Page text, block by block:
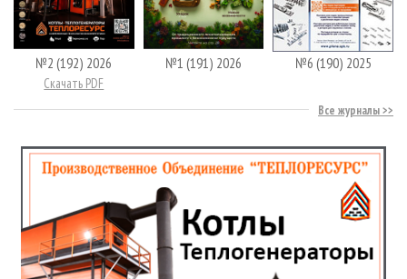
№2 (192) 2026
Скачать PDF
№1 (191) 2026 №6 (190) 2025
Все журналы